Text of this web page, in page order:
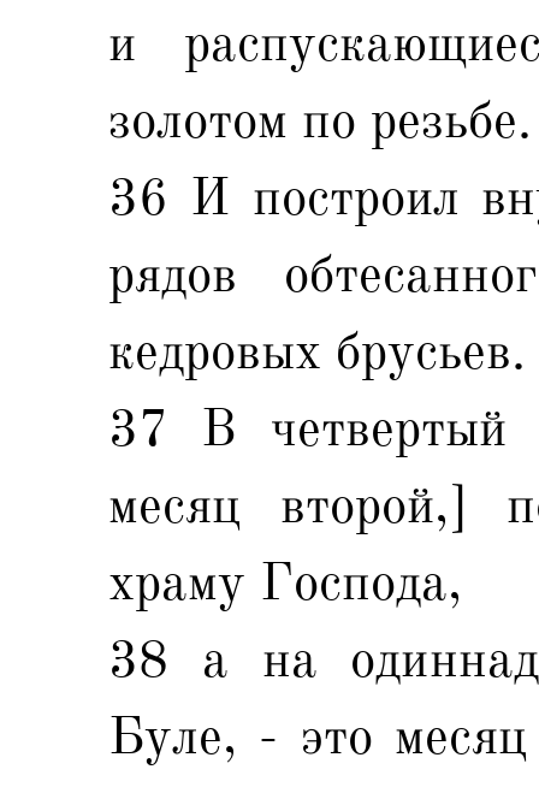
и
золотом по резьбе.
36 И построил
рядов
кедровых брусьев.
37 В
месяц второй,]
храму Господа,
38 а на
Буле, - это